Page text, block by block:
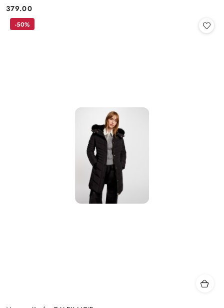
Cena:
379.00
-50%